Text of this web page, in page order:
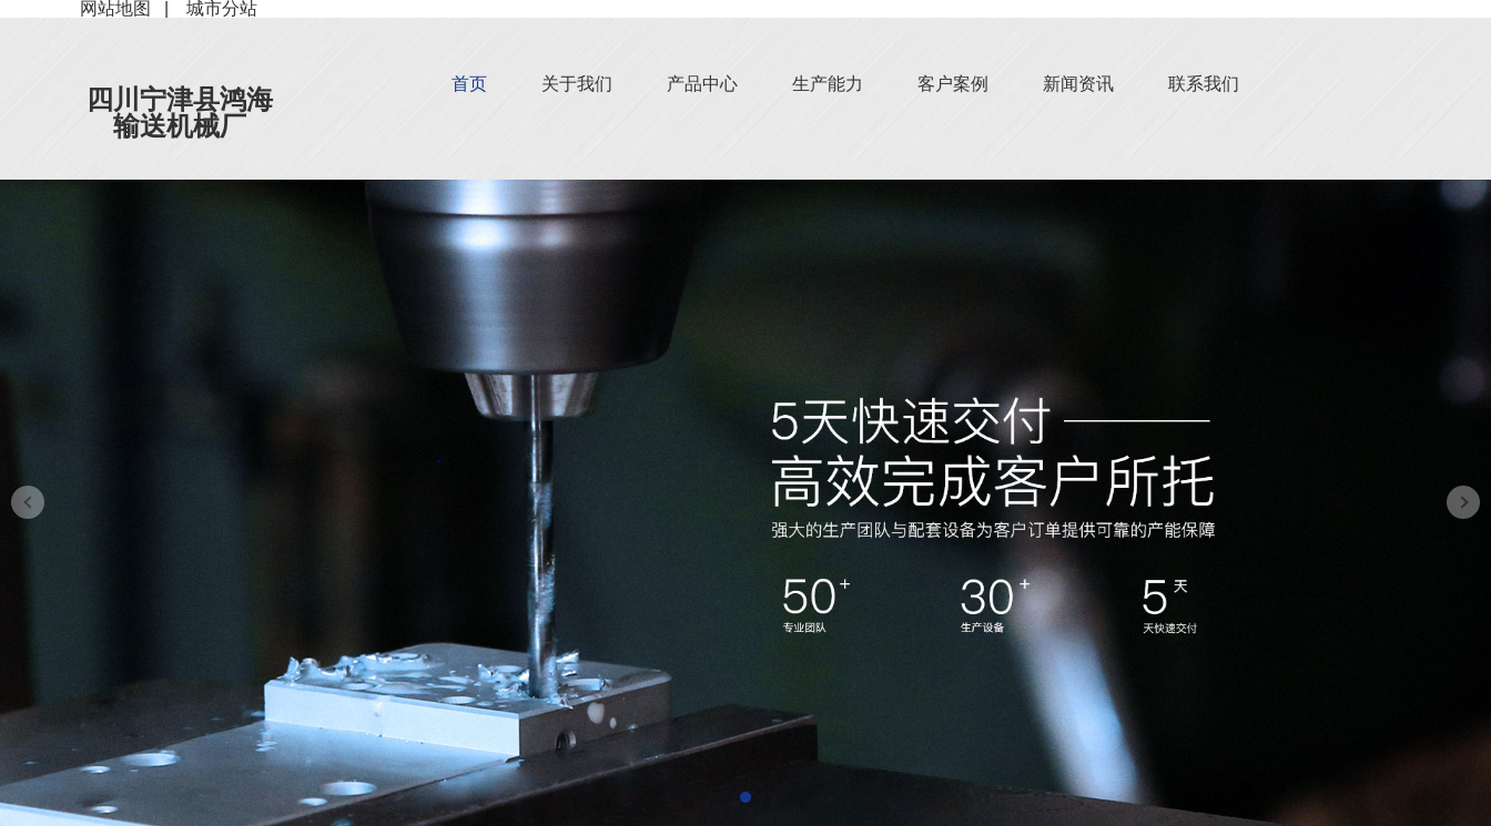
网站地图 城市分站
四川宁津县鸿海
输送机械厂
首页 关于我们 产品中心 生产能力 客户案例 新闻资讯 联系我们